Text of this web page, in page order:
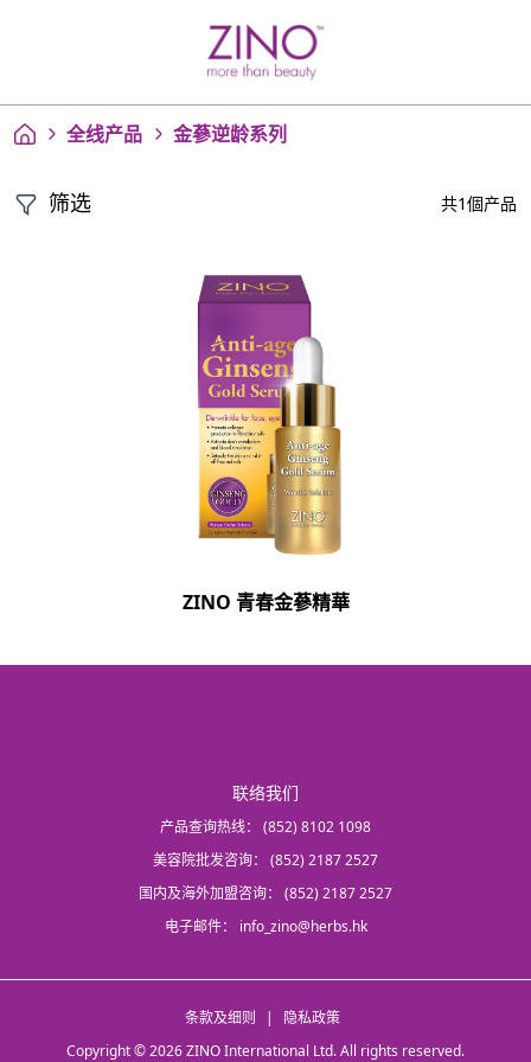
全线产品 金蔘逆龄系列
筛选 共1個产品
ZINO 青春金蔘精華
联络我们
产品查询热线： (852) 8102 1098
美容院批发咨询： (852) 2187 2527
国内及海外加盟咨询： (852) 2187 2527
电子邮件： info_zino@herbs.hk
条款及细则 |
隐私政策
Copyright © 2026 ZINO International Ltd. All rights reserved.